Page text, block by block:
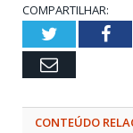
COMPARTILHAR:
Twitter
Email
CONTEÚDO